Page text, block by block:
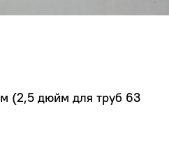
(2,5 дюйм для труб 63